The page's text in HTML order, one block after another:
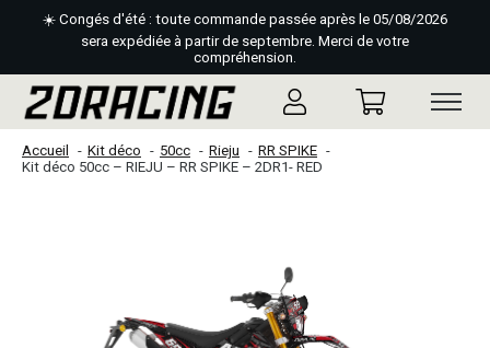
☀️ Congés d'été : toute commande passée après le 05/08/2026
sera expédiée à partir de septembre. Merci de votre
compréhension.
Accueil Kit déco 50cc Rieju
RR SPIKE
Kit déco 50cc – RIEJU – RR SPIKE – 2DR1- RED